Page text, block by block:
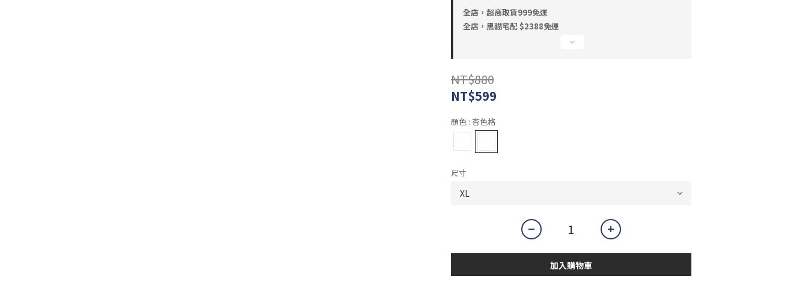
全店，超商取貨999免運
全店，黑貓宅配 $2388免運
NT$880
NT$599
顏色 : 杏色格
尺寸
加入購物車